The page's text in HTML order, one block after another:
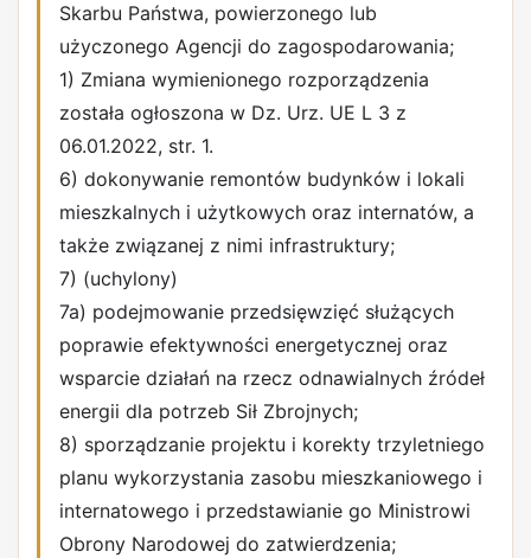
Skarbu Państwa, powierzonego lub
użyczonego Agencji do zagospodarowania;
1) Zmiana wymienionego rozporządzenia
została ogłoszona w Dz. Urz. UE L 3 z
06.01.2022, str. 1.
6) dokonywanie remontów budynków i lokali
mieszkalnych i użytkowych oraz internatów, a
także związanej z nimi infrastruktury;
7) (uchylony)
7a) podejmowanie przedsięwzięć służących
poprawie efektywności energetycznej oraz
wsparcie działań na rzecz odnawialnych źródeł
energii dla potrzeb Sił Zbrojnych;
8) sporządzanie projektu i korekty trzyletniego
planu wykorzystania zasobu mieszkaniowego i
internatowego i przedstawianie go Ministrowi
Obrony Narodowej do zatwierdzenia;